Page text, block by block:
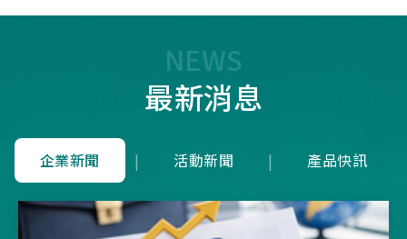
NEWS
最新消息
企業新聞 | 活動新聞 | 產品快訊